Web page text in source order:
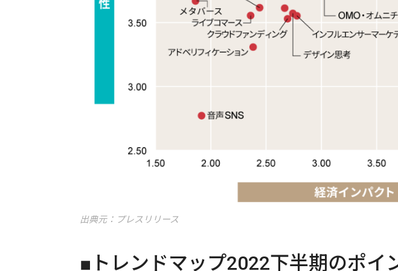
出典元：プレスリリース
■トレンドマップ2022下半期のポイ